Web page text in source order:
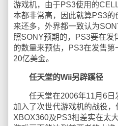
游戏机，由于PS3使用的
本都非常高，因此就算PS3
来还多，外界都一致认为
照SONY预期的，PS3要在发
的数量来预估，PS3在发售
20亿美金。
任天堂的Wii另辟蹊径
任天堂在2006年11月6日
加入了次世代游戏机的战役，
XBOX360及PS3相差实在太